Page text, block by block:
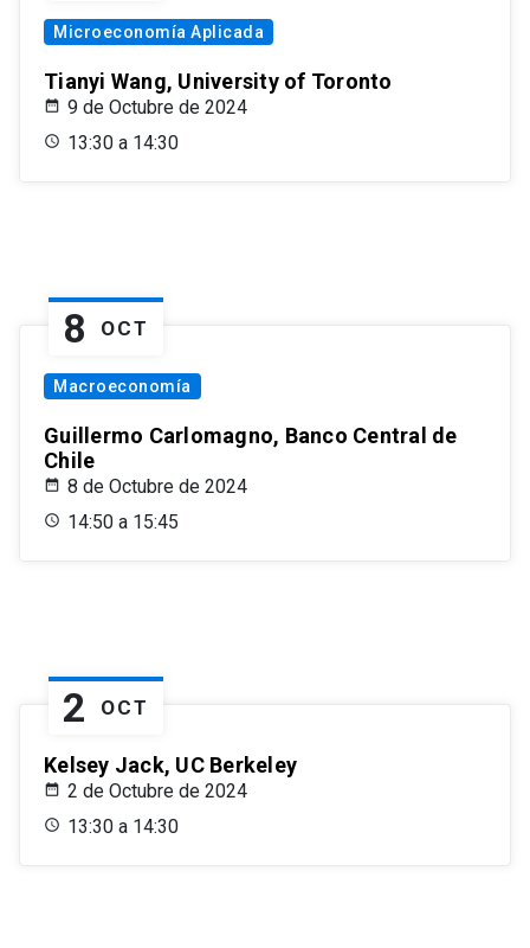
Microeconomía Aplicada
Tianyi Wang, University of Toronto
9 de Octubre de 2024
13:30 a 14:30
8 OCT
Macroeconomía
Guillermo Carlomagno, Banco Central de
Chile
8 de Octubre de 2024
14:50 a 15:45
2 OCT
Kelsey Jack, UC Berkeley
2 de Octubre de 2024
13:30 a 14:30